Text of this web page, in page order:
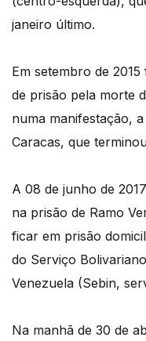
janeiro último.
Em setembro de
de prisão pela morte
numa manifestação,
Caracas, que
A 08 de junho de
na prisão de Ramo
ficar em prisão
do Serviço
Venezuela (Sebin,
Na manhã de 30 de